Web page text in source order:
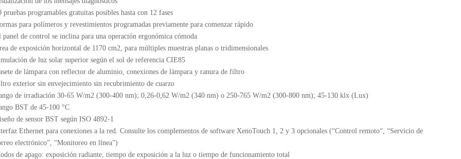
pruebas programables gratuitas posibles hasta con 12 fases
para polímeros y revestimientos programadas previamente para comenzar rápido
panel de control se inclina para una operación ergonómica cómoda
de exposición horizontal de 1170 cm2, para múltiples muestras planas o tridimensionales
de luz solar superior según el sol de referencia CIE85
de lámpara con reflector de aluminio, conexiones de lámpara y ranura de filtro
exterior sin envejecimiento sin recubrimiento de cuarzo
de irradiación 30-65 W/m2 (300-400 nm); 0,26-0,62 W/m2 (340 nm) o 250-765 W/m2 (300-800 nm); 45-130 klx (Lux)
BST de 45-100 °C
de sensor BST según ISO 4892-1
Ethernet para conexiones a la red. Consulte los complementos de software XenoTouch 1, 2 y 3 opcionales (“Control remoto“, “Servicio de
electrónico”, “Monitoreo en línea”)
de apago: exposición radiante, tiempo de exposición a la luz o tiempo de funcionamiento total